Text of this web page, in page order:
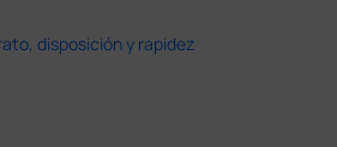
disposición y rapidez